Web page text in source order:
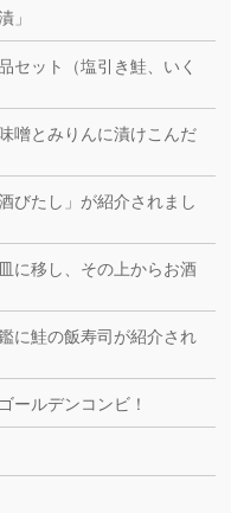
」
セット（塩引き鮭、いく
噌とみりんに漬けこんだ
びたし」が紹介されまし
に移し、その上からお酒
に鮭の飯寿司が紹介され
ールデンコンビ！